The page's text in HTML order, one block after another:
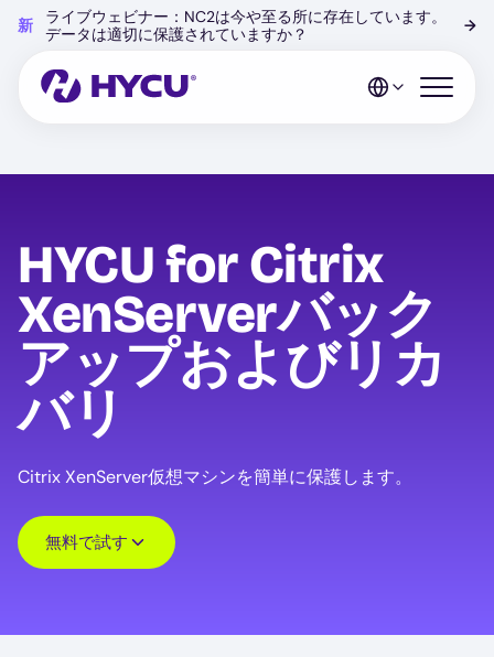
content
新
ライブウェビナー：NC2は今や至る所に存在しています。
データは適切に保護されていますか？
→
Open
HYCU for Citrix
XenServerバック
アップおよびリカ
バリ
Citrix XenServer仮想マシンを簡単に保護します。
無料で試す